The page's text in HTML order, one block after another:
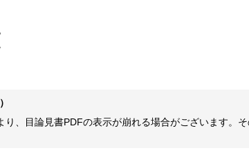
、目論見書PDFの表示が崩れる場合がございます。